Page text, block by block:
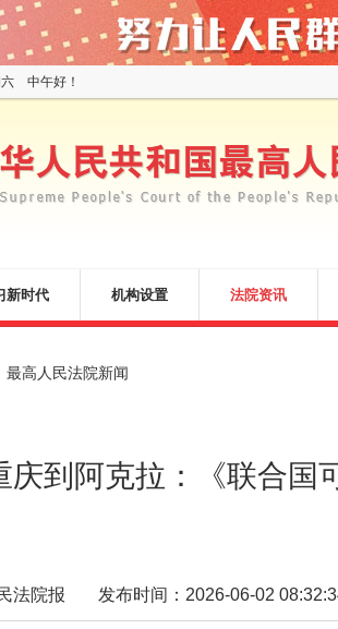
中午好！
新时代 机构设置 法院资讯
最高人民法院新闻
庆到阿克拉：《联合国
法院报 发布时间：2026-06-02